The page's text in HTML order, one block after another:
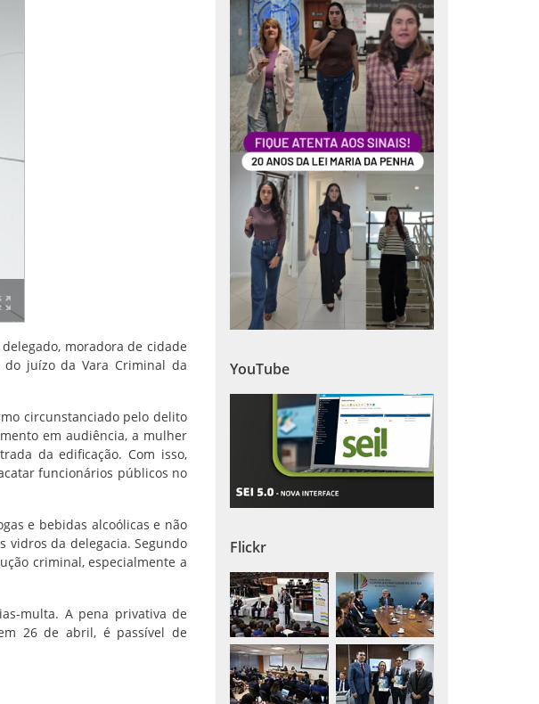
moradora de cidade
juízo da Vara Criminal da
circunstanciado pelo delito
em audiência, a mulher
da edificação. Com isso,
funcionários públicos no
e bebidas alcoólicas e não
vidros da delegacia. Segundo
criminal, especialmente a
multa. A pena privativa de
26 de abril, é passível de
YouTube
Flickr